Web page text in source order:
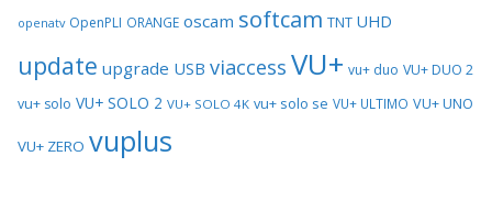
openatv OpenPLI ORANGE oscam softcam TNT UHD
update upgrade USB viaccess VU+ vu+ duo VU+ DUO 2
vu+ solo VU+ SOLO 2 VU+ SOLO 4K vu+ solo se VU+ ULTIMO VU+ UNO
VU+ ZERO vuplus